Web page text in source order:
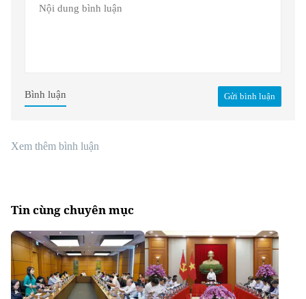
Gửi bình luận
Bình luận
Xem thêm bình luận
Tin cùng chuyên mục